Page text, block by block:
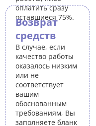
оплатить сразу
оставшиеся 75%.
Возврат
средств
В случае, если
качество работы
оказалось низким
или не
соответствует
вашим
обоснованным
требованиям, Вы
заполняете бланк